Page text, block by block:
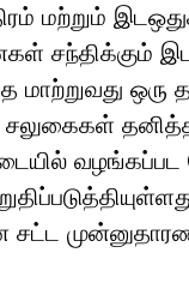
மற்றும்
சந்திக்கும்
மாற்றுவது ஒரு
சட்ட